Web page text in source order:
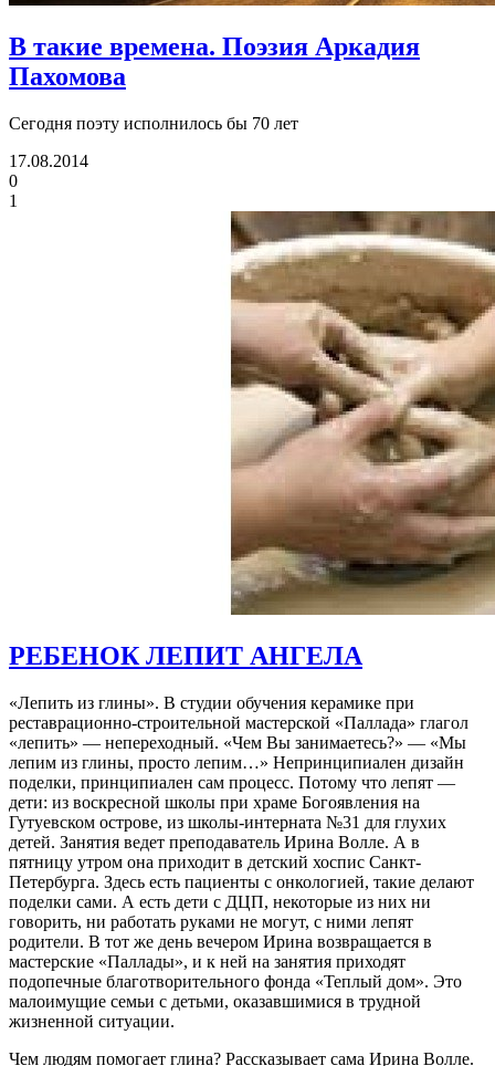
В такие времена. Поэзия Аркадия
Пахомова
Сегодня поэту исполнилось бы 70 лет
17.08.2014
0
1
РЕБЕНОК ЛЕПИТ АНГЕЛА
«Лепить из глины». В студии обучения керамике при
реставрационно-строительной мастерской «Паллада» глагол
«лепить» — непереходный. «Чем Вы занимаетесь?» — «Мы
лепим из глины, просто лепим…» Непринципиален дизайн
поделки, принципиален сам процесс. Потому что лепят —
дети: из воскресной школы при храме Богоявления на
Гутуевском острове, из школы-интерната №31 для глухих
детей. Занятия ведет преподаватель Ирина Волле. А в
пятницу утром она приходит в детский хоспис Санкт-
Петербурга. Здесь есть пациенты с онкологией, такие делают
поделки сами. А есть дети с ДЦП, некоторые из них ни
говорить, ни работать руками не могут, с ними лепят
родители. В тот же день вечером Ирина возвращается в
мастерские «Паллады», и к ней на занятия приходят
подопечные благотворительного фонда «Теплый дом». Это
малоимущие семьи с детьми, оказавшимися в трудной
жизненной ситуации.
Чем людям помогает глина? Рассказывает сама Ирина Волле.